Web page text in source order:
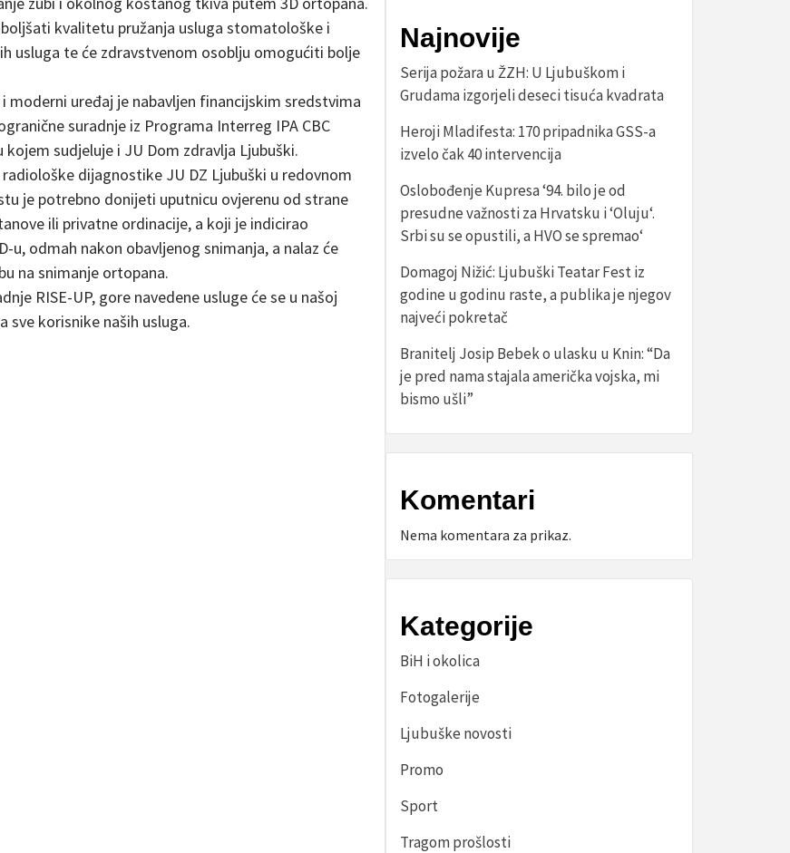
kvalitetu pružanja usluga stomatološke i
usluga te će zdravstvenom osoblju omogućiti bolje
uređaj je nabavljen financijskim sredstvima
suradnje iz Programa Interreg IPA CBC
sudjeluje i JU Dom zdravlja Ljubuški.
dijagnostike JU DZ Ljubuški u redovnom
je potrebno donijeti uputnicu ovjerenu od strane
ili privatne ordinacije, a koji je indicirao
u, odmah nakon obavljenog snimanja, a nalaz će
na snimanje ortopana.
RISE-UP, gore navedene usluge će se u našoj
sve korisnike naših usluga.
Najnovije
Serija požara u ŽZH: U Ljubuškom i
Grudama izgorjeli deseci tisuća kvadrata
Heroji Mladifesta: 170 pripadnika GSS-a
izvelo čak 40 intervencija
Oslobođenje Kupresa ‘94. bilo je od
presudne važnosti za Hrvatsku i ‘Oluju‘.
Srbi su se opustili, a HVO se spremao‘
Domagoj Nižić: Ljubuški Teatar Fest iz
godine u godinu raste, a publika je njegov
najveći pokretač
Branitelj Josip Bebek o ulasku u Knin: “Da
je pred nama stajala američka vojska, mi
bismo ušli”
Komentari
Nema komentara za prikaz.
Kategorije
BiH i okolica
Fotogalerije
Ljubuške novosti
Promo
Sport
Tragom prošlosti